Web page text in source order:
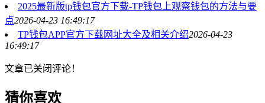
2025最新版tp钱包官方下载-TP钱包上观察钱包的方法与要
点2026-04-23 16:49:17
TP钱包APP官方下载网址大全及相关介绍2026-04-23
16:49:17
文章已关闭评论！
猜你喜欢